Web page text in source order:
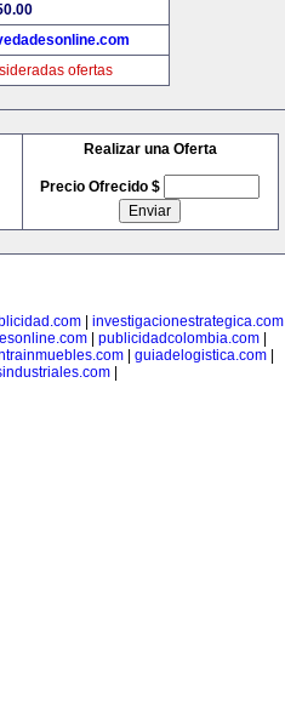
ofertas
Realizar una Oferta
Precio Ofrecido $
| investigacionestrategica.com|
| publicidadcolombia.com|
| guiadelogistica.com|